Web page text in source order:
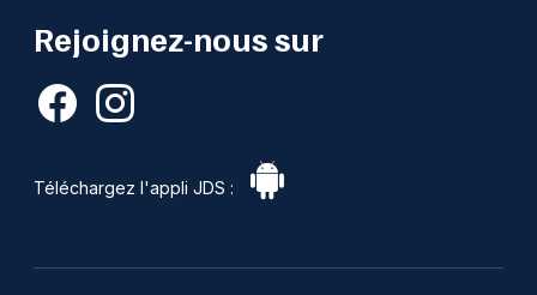
Rejoignez-nous sur
Téléchargez l'appli JDS :